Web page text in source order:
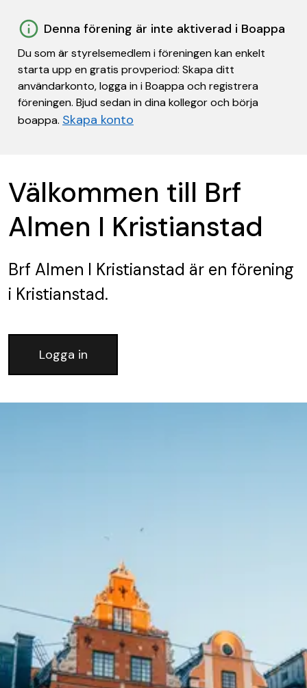
Denna förening är inte aktiverad i Boappa
Du som är styrelsemedlem i föreningen kan enkelt
starta upp en gratis provperiod: Skapa ditt
användarkonto, logga in i Boappa och registrera
föreningen. Bjud sedan in dina kollegor och börja
boappa. Skapa konto
Välkommen till Brf
Almen I Kristianstad
Brf Almen I Kristianstad är en förening
i Kristianstad.
Logga in